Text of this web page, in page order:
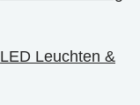
LED Leuchten &